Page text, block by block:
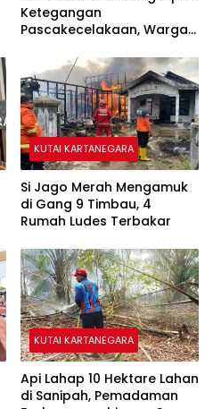
Ketegangan
Pascakecelakaan, Warga
KUTAI KARTANEGARA
Si Jago Merah Mengamuk
di Gang 9 Timbau, 4
Rumah Ludes Terbakar
KUTAI KARTANEGARA
Api Lahap 10 Hektare Lahan
di Sanipah, Pemadaman